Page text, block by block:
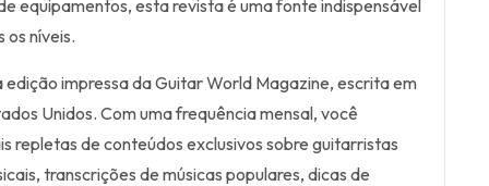
equipamentos, esta revista é uma fonte indispensável
níveis.
impressa da Guitar World Magazine, escrita em
Unidos. Com uma frequência mensal, você
repletas de conteúdos exclusivos sobre guitarristas
transcrições de músicas populares, dicas de